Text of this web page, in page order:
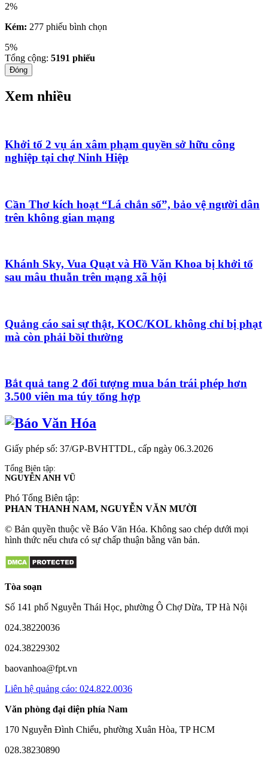
2%
Kém: 277 phiếu bình chọn
5%
Tổng cộng: 5191 phiếu
Đóng
Xem nhiều
Khởi tố 2 vụ án xâm phạm quyền sở hữu công
nghiệp tại chợ Ninh Hiệp
Cần Thơ kích hoạt “Lá chắn số”, bảo vệ người dân
trên không gian mạng
Khánh Sky, Vua Quạt và Hồ Văn Khoa bị khởi tố
sau mâu thuẫn trên mạng xã hội
Quảng cáo sai sự thật, KOC/KOL không chỉ bị phạt
mà còn phải bồi thường
Bắt quả tang 2 đối tượng mua bán trái phép hơn
3.500 viên ma túy tổng hợp
Giấy phép số: 37/GP-BVHTTDL, cấp ngày 06.3.2026
Tổng Biên tập:
NGUYỄN ANH VŨ
Phó Tổng Biên tập:
PHAN THANH NAM, NGUYỄN VĂN MƯỜI
© Bản quyền thuộc về Báo Văn Hóa. Không sao chép dưới mọi
hình thức nếu chưa có sự chấp thuận bằng văn bản.
Tòa soạn
Số 141 phố Nguyễn Thái Học, phường Ô Chợ Dừa, TP Hà Nội
024.38220036
024.38229302
baovanhoa@fpt.vn
Liên hệ quảng cáo: 024.822.0036
Văn phòng đại diện phía Nam
170 Nguyễn Đình Chiểu, phường Xuân Hòa, TP HCM
028.38230890